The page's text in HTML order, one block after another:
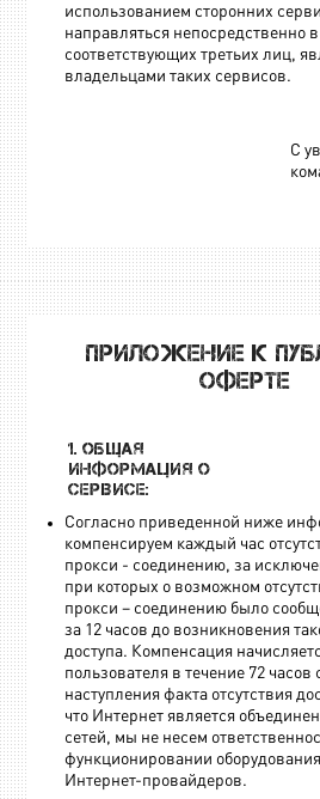
использованием сторонних
направляться непосредственно
соответствующих третьих лиц,
владельцами таких сервисов.
С
ПРИЛОЖЕНИЕ К
ОФЕРТЕ
1. Общая
информация о
сервисе:
Согласно приведенной ниже
компенсируем каждый час
прокси - соединению, за
при которых о возможном
прокси – соединению было
за 12 часов до возникновения
доступа. Компенсация
пользователя в течение 72 часов
наступления факта отсутствия
что Интернет является
сетей, мы не несем
функционировании
Интернет-провайдеров.